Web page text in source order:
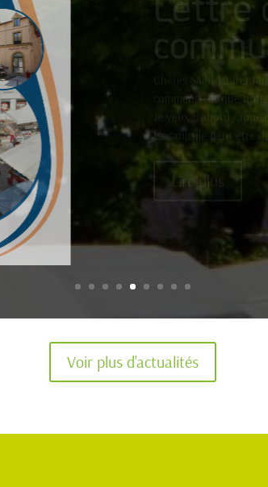
Chères Saint
commencé et que
Je veux d’abord
La canicule peut être
Lire plus
Voir plus d'actualités